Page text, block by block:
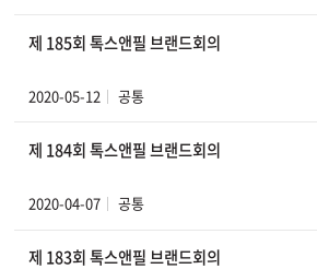
제 185회 톡스앤필 브랜드회의
2020-05-12 공통
제 184회 톡스앤필 브랜드회의
2020-04-07 공통
제 183회 톡스앤필 브랜드회의